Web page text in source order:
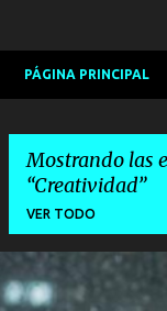
PÁGINA PRINCIPAL
Mostrando las
Creatividad
VER TODO
E